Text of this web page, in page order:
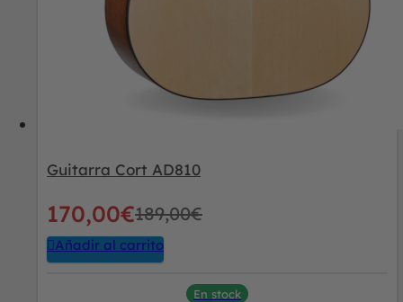
Guitarra Cort AD810
170,00€189,00€
Añadir al carrito
En stock